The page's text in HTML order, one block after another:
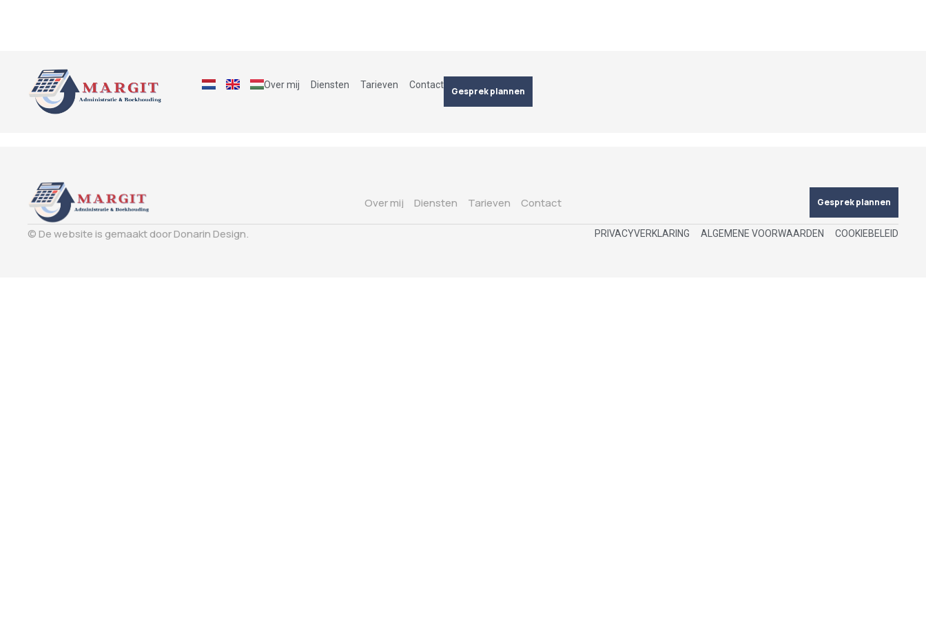
Over mij Diensten Tarieven Contact
Gesprek plannen
Over mij Diensten Tarieven Contact Gesprek plannen
© De website is gemaakt door Donarin Design. PRIVACYVERKLARING ALGEMENE VOORWAARDEN COOKIEBELEID